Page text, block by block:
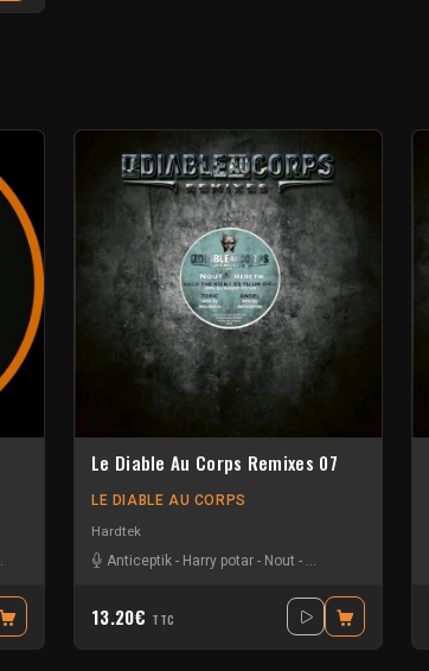
The Braindrillerz-The Sickest Squad
Le Diable Au Corps Remixes 07
LE DIABLE AU CORPS
Hardtek
Anticeptik - Harry potar - Nout -
13.20€ TTC